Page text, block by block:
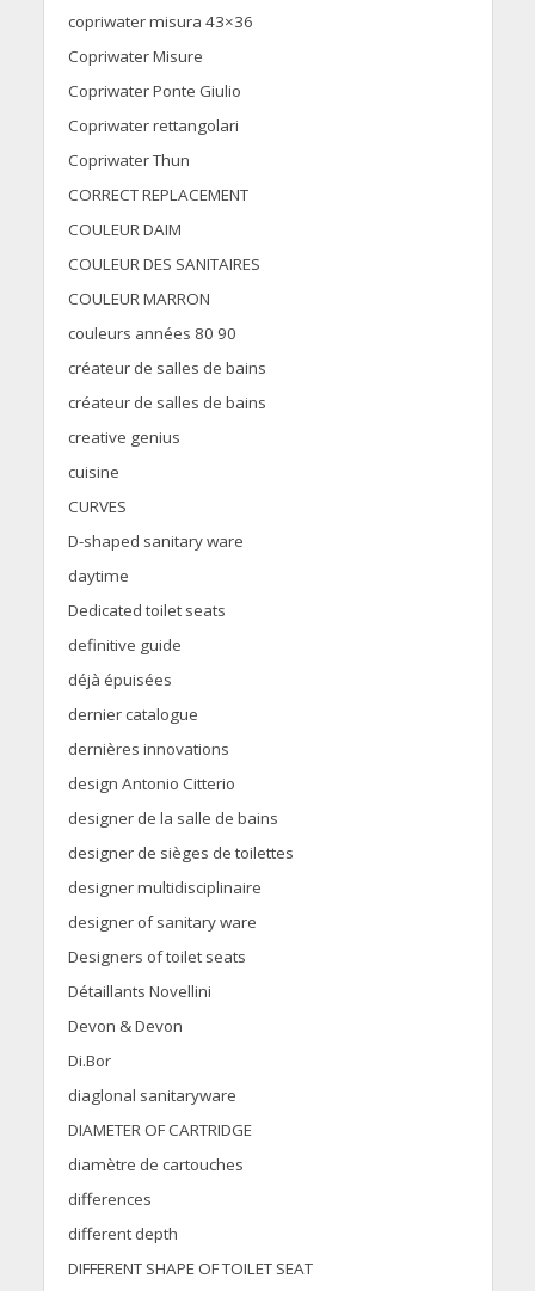
copriwater misura 43×36
Copriwater Misure
Copriwater Ponte Giulio
Copriwater rettangolari
Copriwater Thun
CORRECT REPLACEMENT
COULEUR DAIM
COULEUR DES SANITAIRES
COULEUR MARRON
couleurs années 80 90
créateur de salles de bains
créateur de salles de bains
creative genius
cuisine
CURVES
D-shaped sanitary ware
daytime
Dedicated toilet seats
definitive guide
déjà épuisées
dernier catalogue
dernières innovations
design Antonio Citterio
designer de la salle de bains
designer de sièges de toilettes
designer multidisciplinaire
designer of sanitary ware
Designers of toilet seats
Détaillants Novellini
Devon & Devon
Di.Bor
diaglonal sanitaryware
DIAMETER OF CARTRIDGE
diamètre de cartouches
differences
different depth
DIFFERENT SHAPE OF TOILET SEAT